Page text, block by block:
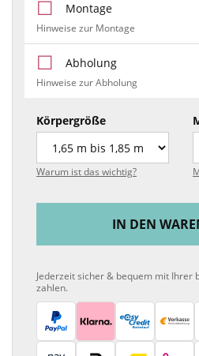
Montage
Hinweise zur Montage
Abholung
Hinweise zur Abholung
Körpergröße
Warum ist das wichtig?
IN DEN
Jederzeit sicher & bequem mit Ihrer
zahlen.